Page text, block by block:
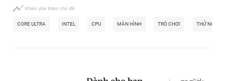
Khám phá thêm chủ đề
CORE ULTRA INTEL CPU MÀN HÌNH TRÒ CHƠI THỬ